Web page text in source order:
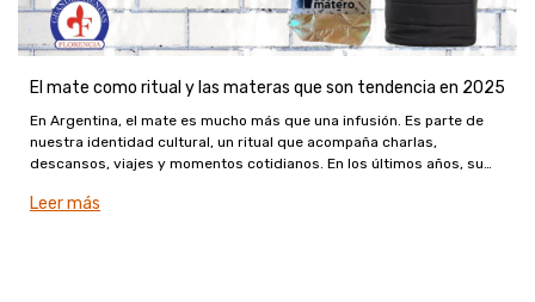
El mate como ritual y las materas que son tendencia en 2025
En Argentina, el mate es mucho más que una infusión. Es parte de
nuestra identidad cultural, un ritual que acompaña charlas,
descansos, viajes y momentos cotidianos. En los últimos años, su
Leer más